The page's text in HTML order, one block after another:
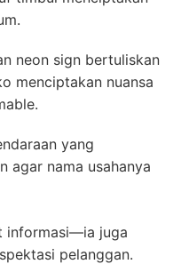
neon sign bertuliskan
menciptakan nuansa
yang
agar nama usahanya
informasi—ia juga
pelanggan.